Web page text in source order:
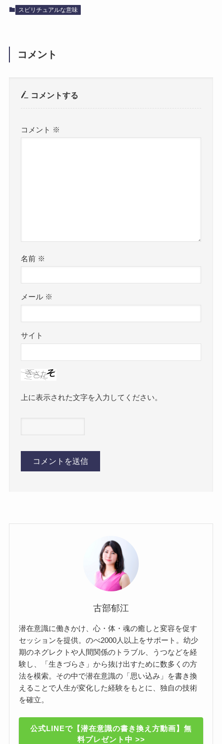
スピリチュアルな意味
コメント
コメントする
コメント ※
名前 ※
メール ※
サイト
上に表示された文字を入力してください。
古部郁江
潜在意識に働きかけ、心・体・魂の癒しと変容を促す
セッションを提供。のべ2000人以上をサポート。幼少
期のネグレクトや人間関係のトラブル、うつなどを経
験し、「生きづらさ」から抜け出すために数多くの方
法を模索。その中で潜在意識の「思い込み」を書き換
えることで人生が変化した経験をもとに、独自の技術
を確立。
公式LINEで【潜在意識の書き換え方動画】無
料プレゼント中 >>